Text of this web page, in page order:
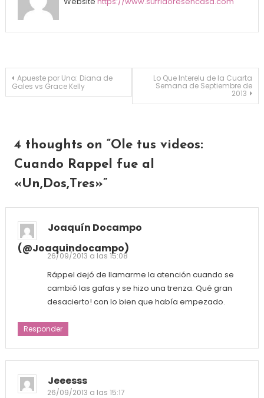
Navegación de entradas
Apueste por Una: Diana de
Gales vs Grace Kelly
Lo Que Interelu de la Cuarta
Semana de Septiembre de
2013
4 thoughts on “Ole tus videos:
Cuando Rappel fue al
«Un,Dos,Tres»”
Joaquín Docampo
(@joaquindocampo)
26/09/2013 a las 15:08
Ráppel dejó de llamarme la atención cuando se
cambió las gafas y se hizo una trenza. Qué gran
desacierto! con lo bien que había empezado.
Responder
Jeeesss
26/09/2013 a las 15:17